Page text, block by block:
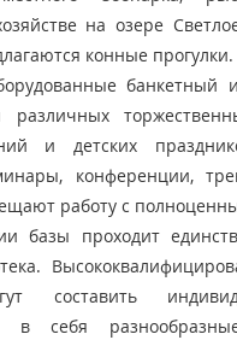
на озере
конные прогулки.
и детских
конференции,
работу с
базы проходит
составить
в себя